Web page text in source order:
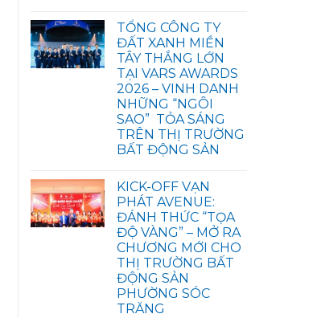
TỔNG CÔNG TY
ĐẤT XANH MIỀN
TÂY THẮNG LỚN
TẠI VARS AWARDS
2026 – VINH DANH
NHỮNG “NGÔI
SAO” TỎA SÁNG
TRÊN THỊ TRƯỜNG
BẤT ĐỘNG SẢN
KICK-OFF VẠN
PHÁT AVENUE:
ĐÁNH THỨC “TỌA
ĐỘ VÀNG” – MỞ RA
CHƯƠNG MỚI CHO
THỊ TRƯỜNG BẤT
ĐỘNG SẢN
PHƯỜNG SÓC
TRĂNG